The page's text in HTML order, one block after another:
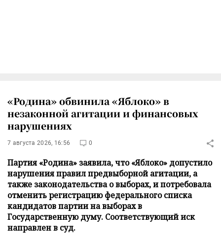
«Родина» обвинила «Яблоко» в
незаконной агитации и финансовых
нарушениях
7 августа 2026, 16:56 0
Партия «Родина» заявила, что «Яблоко» допустило
нарушения правил предвыборной агитации, а
также законодательства о выборах, и потребовала
отменить регистрацию федерального списка
кандидатов партии на выборах в
Государственную думу. Соответствующий иск
направлен в суд.